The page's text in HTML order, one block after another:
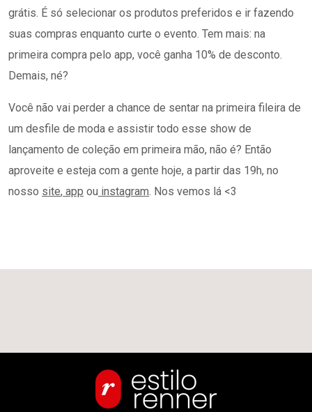
grátis. É só selecionar os produtos preferidos e ir fazendo
suas compras enquanto curte o evento. Tem mais: na
primeira compra pelo app, você ganha 10% de desconto.
Demais, né?
Você não vai perder a chance de sentar na primeira fileira de
um desfile de moda e assistir todo esse show de
lançamento de coleção em primeira mão, não é? Então
aproveite e esteja com a gente hoje, a partir das 19h, no
nosso site, app ou instagram. Nos vemos lá <3